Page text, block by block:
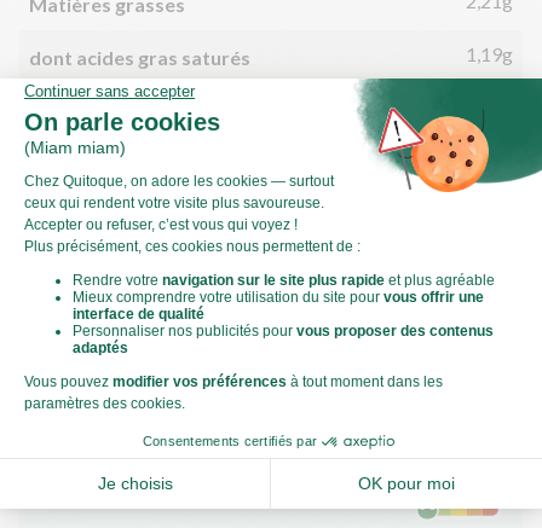
dont acides gras saturés 1,19g
Glucides 21,44g
dont sucre 10,69g
Fibres
Protéines
Le Nutri-Score